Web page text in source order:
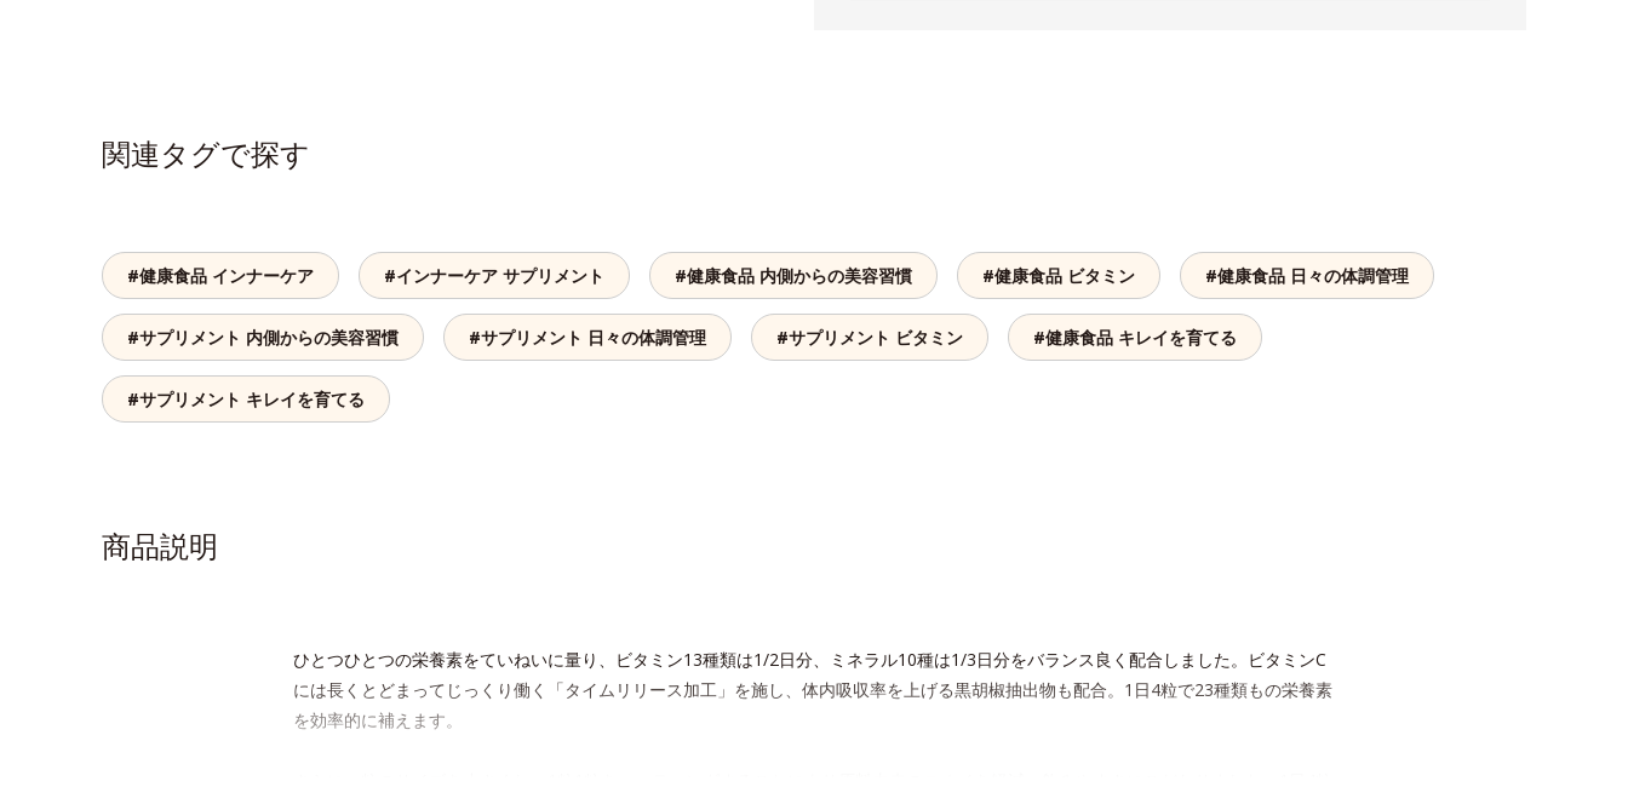
関連タグで探す
#健康食品 インナーケア #インナーケア サプリメント #健康食品 内側からの美容習慣 #健康食品 ビタミン #健康食品 日々の体調管理
#サプリメント 内側からの美容習慣 #サプリメント 日々の体調管理 #サプリメント ビタミン #健康食品 キレイを育てる
#サプリメント キレイを育てる
商品説明
ひとつひとつの栄養素をていねいに量り、ビタミン13種類は1/2日分、ミネラル10種は1/3日分をバランス良く配合しました。ビタミンC
には長くとどまってじっくり働く「タイムリリース加工」を施し、体内吸収率を上げる黒胡椒抽出物も配合。1日4粒で23種類もの栄養素
を効率的に補えます。